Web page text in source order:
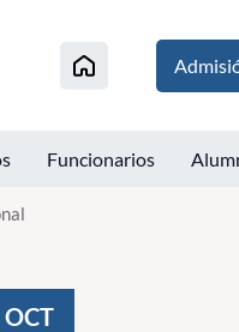
Funcionarios
OCT